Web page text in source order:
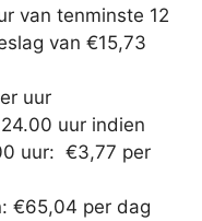
van tenminste 12
van €15,73
uur
uur indien
uur: €3,77 per
€65,04 per dag